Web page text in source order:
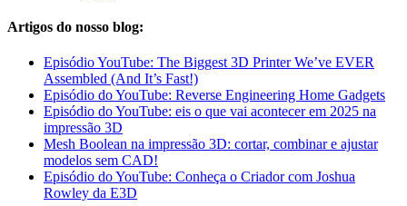
Artigos do nosso blog:
Episódio YouTube: The Biggest 3D Printer We’ve EVER
Assembled (And It’s Fast!)
Episódio do YouTube: Reverse Engineering Home Gadgets
Episódio do YouTube: eis o que vai acontecer em 2025 na
impressão 3D
Mesh Boolean na impressão 3D: cortar, combinar e ajustar
modelos sem CAD!
Episódio do YouTube: Conheça o Criador com Joshua
Rowley da E3D